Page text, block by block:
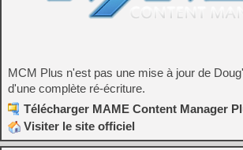
MCM Plus n'est pas une mise à jour de
d'une complète ré-écriture.
Télécharger MAME Content Manager
Visiter le site officiel